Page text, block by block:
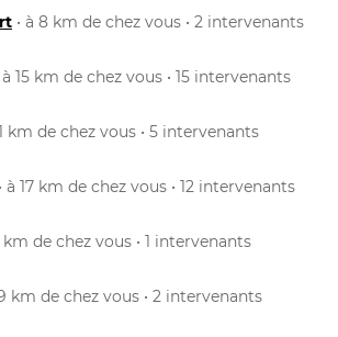
• à 8 km de chez vous • 2 intervenants
à 15 km de chez vous • 15 intervenants
km de chez vous • 5 intervenants
à 17 km de chez vous • 12 intervenants
km de chez vous • 1 intervenants
km de chez vous • 2 intervenants